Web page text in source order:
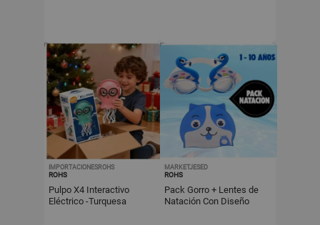
IMPORTACIONESROHS
ROHS
Pulpo X4 Interactivo
Eléctrico -Turquesa
MARKETJESED
ROHS
Pack Gorro + Lentes de
Natación Con Diseño